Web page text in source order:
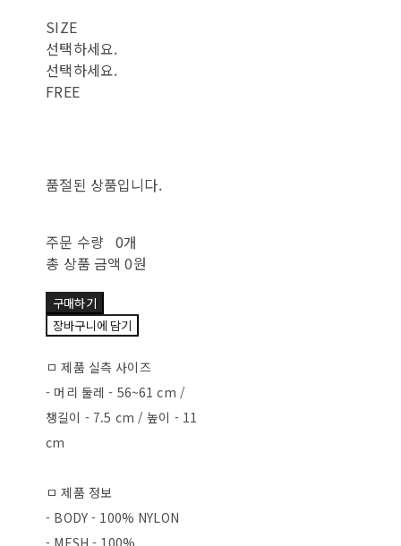
SIZE
선택하세요.
선택하세요.
FREE
품절된 상품입니다.
주문 수량 0개
총 상품 금액 0원
구매하기
장바구니에 담기
ㅁ 제품 실측 사이즈
- 머리 둘레 - 56~61 cm /
챙길이 - 7.5 cm / 높이 - 11
cm
ㅁ 제품 정보
- BODY - 100% NYLON